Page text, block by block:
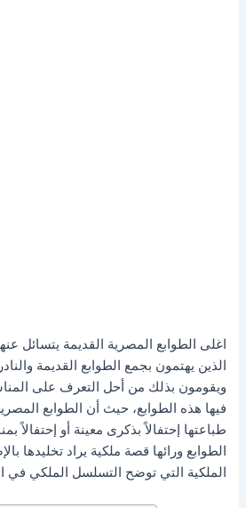
اغلى الطوابع المصرية القديمة يتسائل
الذين يهتمون بجمع الطوابع القديمة
ويقومون بذلك من أحل التعرف على
فيها هذه الطوابع، حيث أن الطوابع
طباعتها إحتفالاً بذكرى معينة أو إحتفالاً
الطوابع ورائها قصة ملكية يراد تخليدها
الملكية التي توضح التسلسل الملكي